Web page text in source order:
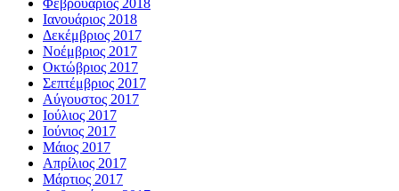
Ιανουάριος 2018
Δεκέμβριος 2017
Νοέμβριος 2017
Οκτώβριος 2017
Σεπτέμβριος 2017
Αύγουστος 2017
Ιούλιος 2017
Ιούνιος 2017
Μάιος 2017
Απρίλιος 2017
Μάρτιος 2017